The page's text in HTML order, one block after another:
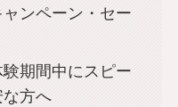
ンペーン・セー
期間中にスピー
方へ